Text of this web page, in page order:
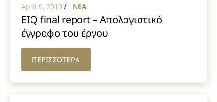
April 9, 2019 / NEA
EIQ final report – Απολογιστικό
έγγραφο του έργου
ΠΕΡΙΣΣΟΤΕΡΑ